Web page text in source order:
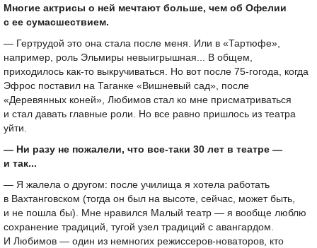
Многие актрисы о ней мечтают больше, чем об Офелии
с ее сумасшествием.
— Гертрудой это она стала после меня. Или в «Тартюфе»,
например, роль Эльмиры невыигрышная... В общем,
приходилось как-то выкручиваться. Но вот после 75-гогода, когда
Эфрос поставил на Таганке «Вишневый сад», после
«Деревянных коней», Любимов стал ко мне присматриваться
и стал давать главные роли. Но все равно пришлось из театра
уйти.
— Ни разу не пожалели, что все-таки 30 лет в театре —
и так...
— Я жалела о другом: после училища я хотела работать
в Вахтанговском (тогда он был на высоте, сейчас, может быть,
и не пошла бы). Мне нравился Малый театр — я вообще люблю
сохранение традиций, тугой узел традиций с авангардом.
И Любимов — один из немногих режиссеров-новаторов, кто